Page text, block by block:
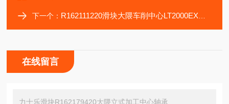
下一个： R162111220滑块大隈车削中心LT2000EX传动轴承R162111320
在线留言